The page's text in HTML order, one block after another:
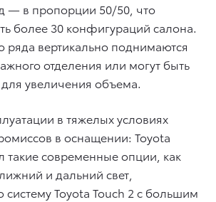
— в пропорции 50/50, что
более 30 конфигураций салона.
ряда вертикально поднимаются
отделения или могут быть
увеличения объема.
в тяжелых условиях
в оснащении: Toyota
такие современные опции, как
и дальний свет,
Toyota Touch 2 с большим